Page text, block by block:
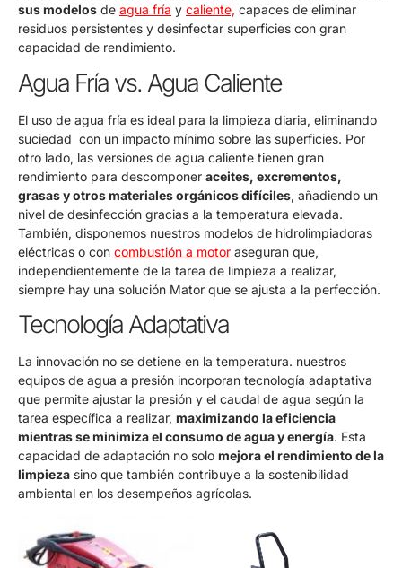
sus modelos de agua fría y caliente, capaces de eliminar
residuos persistentes y desinfectar superficies con gran
capacidad de rendimiento.
Agua Fría vs. Agua Caliente
El uso de agua fría es ideal para la limpieza diaria, eliminando
suciedad con un impacto mínimo sobre las superficies. Por
otro lado, las versiones de agua caliente tienen gran
rendimiento para descomponer aceites, excrementos,
grasas y otros materiales orgánicos difíciles, añadiendo un
nivel de desinfección gracias a la temperatura elevada.
También, disponemos nuestros modelos de hidrolimpiadoras
eléctricas o con combustión a motor aseguran que,
independientemente de la tarea de limpieza a realizar,
siempre hay una solución Mator que se ajusta a la perfección.
Tecnología Adaptativa
La innovación no se detiene en la temperatura. nuestros
equipos de agua a presión incorporan tecnología adaptativa
que permite ajustar la presión y el caudal de agua según la
tarea específica a realizar, maximizando la eficiencia
mientras se minimiza el consumo de agua y energía. Esta
capacidad de adaptación no solo mejora el rendimiento de la
limpieza sino que también contribuye a la sostenibilidad
ambiental en los desempeños agrícolas.